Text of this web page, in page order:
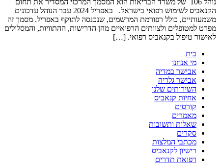
הקנאביס לשימוש רפואי בישראל. באפריל 2024 עבר הנוהל עדכונים
משמעותיים, כולל רפורמת המרשמים, שנכנסה לתוקף באפריל. מסמך זה
מפרט למטופלים ולצוותים הרפואיים מהן הדרישות, ההתוויות, והמסלולים
לאישור טיפול בקנאביס רפואי. […]
בית
מי אנחנו
אבישר במדיה
אבישר גלריה
השירותים שלנו
אחיות קנאביס
קורסים
מאמרים
שאלות ותשובות
סקרים
מכתבי המלצות
רישיון לקנאביס
רפואת תדרים